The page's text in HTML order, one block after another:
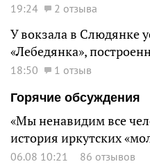
19:24 2 отзыва
У вокзала в Слюдянке
«Лебедянка»,
18:50
1 отзыв
Горячие обсуждения
«Мы ненавидим все
история иркутских
06.08 10:21 86 отзывов